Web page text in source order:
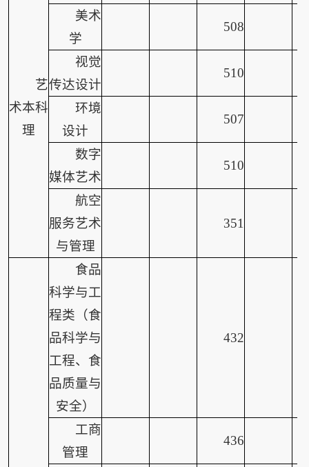
艺
术本科
理
美术
学
508
视觉
传达设计
510
环境
设计
507
数字
媒体艺术
510
航空
服务艺术
与管理
351
食品
科学与工
程类（食
品科学与
工程、食
品质量与
安全）
432
工商
管理
436